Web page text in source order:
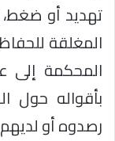
تهديد أو ضغط،
المغلقة
المحكمة إلى
بأقواله حول
رصدوه أو